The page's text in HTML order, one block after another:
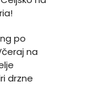
po
na
drzne